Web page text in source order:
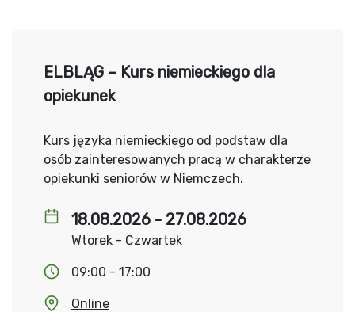
18.08.2026 - 27.08.2026
Wtorek - Czwartek
09:00 - 17:00
Online
ELBLĄG – Kurs niemieckiego dla
opiekunek
Kurs języka niemieckiego od podstaw dla
osób zainteresowanych pracą w charakterze
opiekunki seniorów w Niemczech.